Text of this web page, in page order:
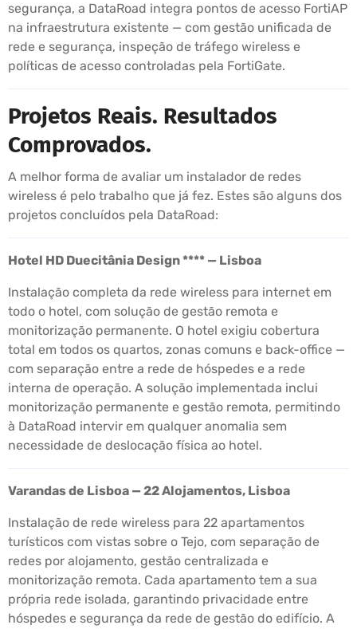
segurança, a DataRoad integra pontos de acesso FortiAP
na infraestrutura existente — com gestão unificada de
rede e segurança, inspeção de tráfego wireless e
políticas de acesso controladas pela FortiGate.
Projetos Reais. Resultados
Comprovados.
A melhor forma de avaliar um instalador de redes
wireless é pelo trabalho que já fez. Estes são alguns dos
projetos concluídos pela DataRoad:
Hotel HD Duecitânia Design **** — Lisboa
Instalação completa da rede wireless para internet em
todo o hotel, com solução de gestão remota e
monitorização permanente. O hotel exigiu cobertura
total em todos os quartos, zonas comuns e back-office —
com separação entre a rede de hóspedes e a rede
interna de operação. A solução implementada inclui
monitorização permanente e gestão remota, permitindo
à DataRoad intervir em qualquer anomalia sem
necessidade de deslocação física ao hotel.
Varandas de Lisboa — 22 Alojamentos, Lisboa
Instalação de rede wireless para 22 apartamentos
turísticos com vistas sobre o Tejo, com separação de
redes por alojamento, gestão centralizada e
monitorização remota. Cada apartamento tem a sua
própria rede isolada, garantindo privacidade entre
hóspedes e segurança da rede de gestão do edifício. A